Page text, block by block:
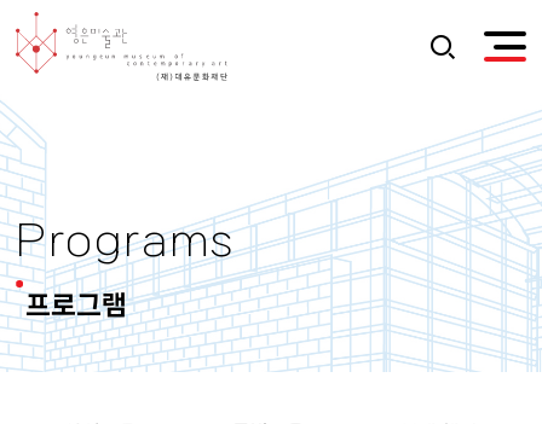
Programs
프로그램